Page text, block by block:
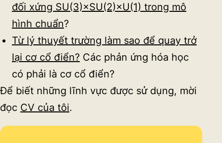
đối xứng SU(3)×SU(2)×U(1) trong mô
hình chuẩn?
Từ lý thuyết trường làm sao để quay trở
lại cơ cổ điển? Các phản ứng hóa học
có phải là cơ cổ điển?
Để biết những lĩnh vực được sử dụng, mời
đọc CV của tôi.